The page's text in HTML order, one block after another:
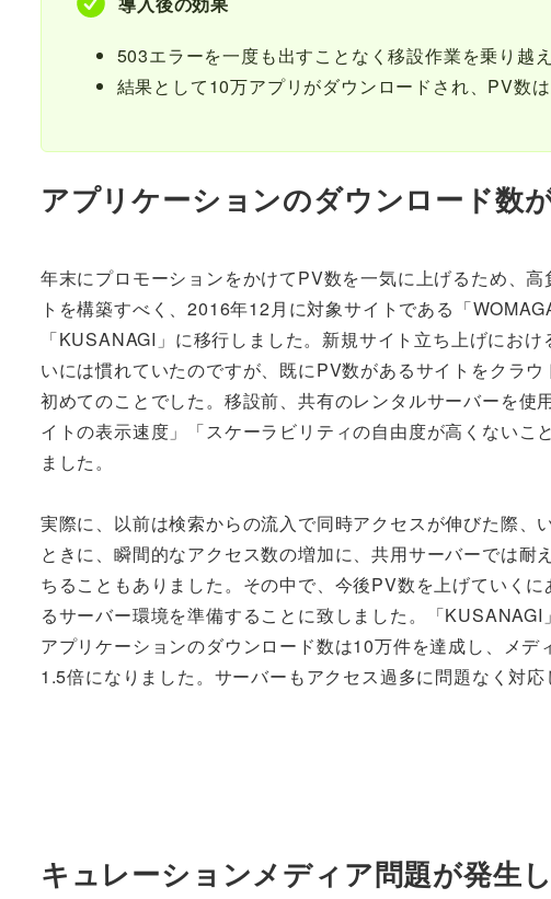
503エラーを一度も出すことなく移設作業を乗り越
結果として10万アプリがダウンロードされ、PV数
アプリケーションのダウンロード数
年末にプロモーションをかけてPV数を一気に上げるため、高
トを構築すべく、2016年12月に対象サイトである「
「KUSANAGI」に移行しました。新規サイト立ち上げにお
いには慣れていたのですが、既にPV数があるサイトをクラ
初めてのことでした。移設前、共有のレンタルサーバーを使
イトの表示速度」「スケーラビリティの自由度が高くないこ
ました。
実際に、以前は検索からの流入で同時アクセスが伸びた際、
ときに、瞬間的なアクセス数の増加に、共用サーバーでは耐
ちることもありました。その中で、今後PV数を上げていく
るサーバー環境を準備することに致しました。「KUSANAGI
アプリケーションのダウンロード数は10万件を達成し、メデ
1.5倍になりました。サーバーもアクセス過多に問題なく対応
キュレーションメディア問題が発生